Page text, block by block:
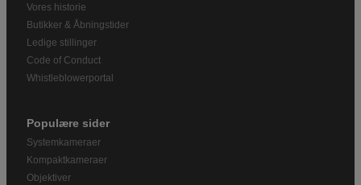
Vores historie
Butikker & Åbningstider
Ledige stillinger
Code of Conduct
Whistleblowerportal
Populære sider
Systemkameraer
Kompaktkameraer
Objektiver